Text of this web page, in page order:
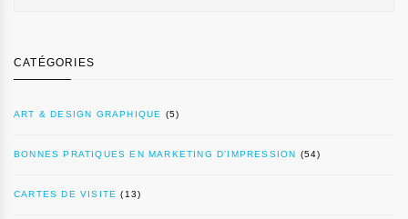
CATÉGORIES
ART & DESIGN GRAPHIQUE (5)
BONNES PRATIQUES EN MARKETING D’IMPRESSION (54)
CARTES DE VISITE (13)